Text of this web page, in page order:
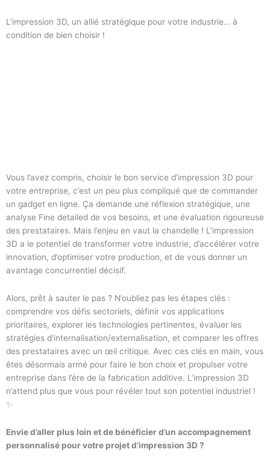
L’impression 3D, un allié stratégique pour votre industrie… à
condition de bien choisir !
Vous l’avez compris, choisir le bon service d’impression 3D pour
votre entreprise, c’est un peu plus compliqué que de commander
un gadget en ligne. Ça demande une réflexion stratégique, une
analyse Fine detailed de vos besoins, et une évaluation rigoureuse
des prestataires. Mais l’enjeu en vaut la chandelle ! L’impression
3D a le potentiel de transformer votre industrie, d’accélérer votre
innovation, d’optimiser votre production, et de vous donner un
avantage concurrentiel décisif.
Alors, prêt à sauter le pas ? N’oubliez pas les étapes clés :
comprendre vos défis sectoriels, définir vos applications
prioritaires, explorer les technologies pertinentes, évaluer les
stratégies d’internalisation/externalisation, et comparer les offres
des prestataires avec un œil critique. Avec ces clés en main, vous
êtes désormais armé pour faire le bon choix et propulser votre
entreprise dans l’ère de la fabrication additive. L’impression 3D
n’attend plus que vous pour révéler tout son potentiel industriel !
✨
Envie d’aller plus loin et de bénéficier d’un accompagnement
personnalisé pour votre projet d’impression 3D ?